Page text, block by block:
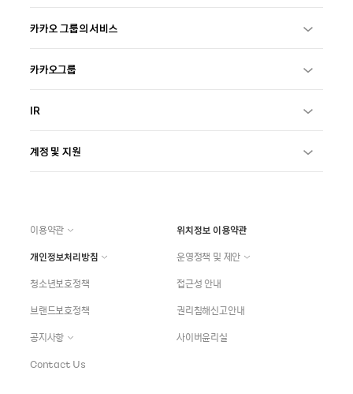
카카오 그룹의 서비스
카카오그룹
IR
계정 및 지원
이용약관
위치정보 이용약관
개인정보처리방침
운영정책 및 제안
청소년보호정책
접근성 안내
브랜드보호정책
권리침해신고안내
공지사항
사이버윤리실
Contact Us